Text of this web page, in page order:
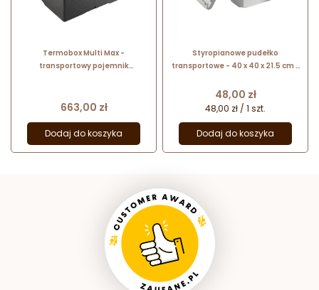
Termobox Multi Max -
transportowy pojemnik
4000249982 Thermohauser
Cena
663,00 zł
Dodaj do koszyka
Styropianowe pudełko
transportowe - 40 x 40 x 21.5 cm -
wysyłki czekolady i dekoracji
czekoladowych
Cena
48,00 zł
48,00 zł / 1 szt.
Dodaj do koszyka